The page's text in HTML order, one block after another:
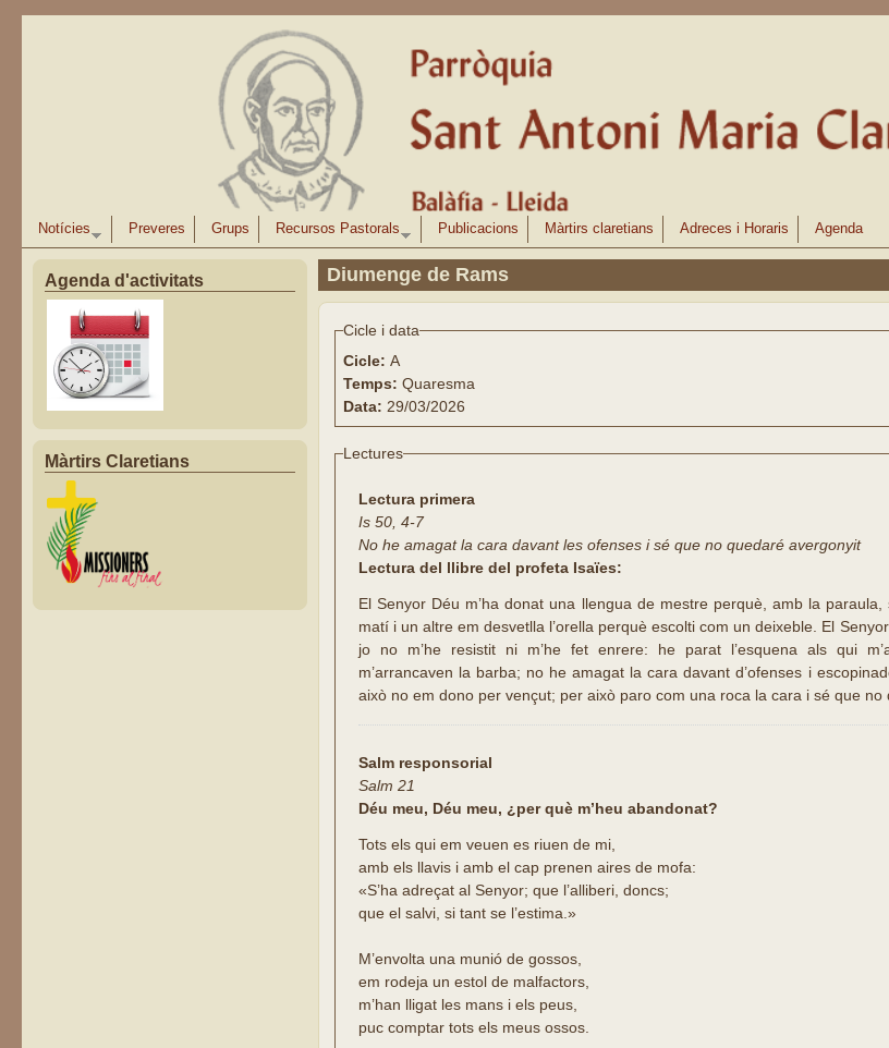
Notícies Preveres Grups Recursos Pastorals Publicacions Màrtirs claretians Adreces i Horaris Agenda
Agenda d'activitats
Màrtirs Claretians
Diumenge de Rams
Cicle i data
Cicle: A
Temps: Quaresma
Data: 29/03/2026
Lectures
Lectura primera
Is 50, 4-7
No he amagat la cara davant les ofenses i sé que no quedaré avergonyit
Lectura del llibre del profeta Isaïes:
El Senyor Déu m’ha donat una llengua de mestre perquè, amb la
matí i un altre em desvetlla l’orella perquè escolti com un deixeble. El
jo no m’he resistit ni m’he fet enrere: he parat l’esquena als qui
m’arrancaven la barba; no he amagat la cara davant d’ofenses i
això no em dono per vençut; per això paro com una roca la cara i sé que no
Salm responsorial
Salm 21
Déu meu, Déu meu, ¿per què m’heu abandonat?
Tots els qui em veuen es riuen de mi,
amb els llavis i amb el cap prenen aires de mofa:
«S’ha adreçat al Senyor; que l’alliberi, doncs;
que el salvi, si tant se l’estima.»
M’envolta una munió de gossos,
em rodeja un estol de malfactors,
m’han lligat les mans i els peus,
puc comptar tots els meus ossos.